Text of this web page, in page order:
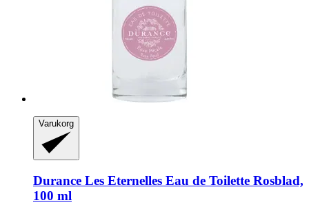
Varukorg
Durance Les Eternelles Eau de Toilette Rosblad,
100 ml